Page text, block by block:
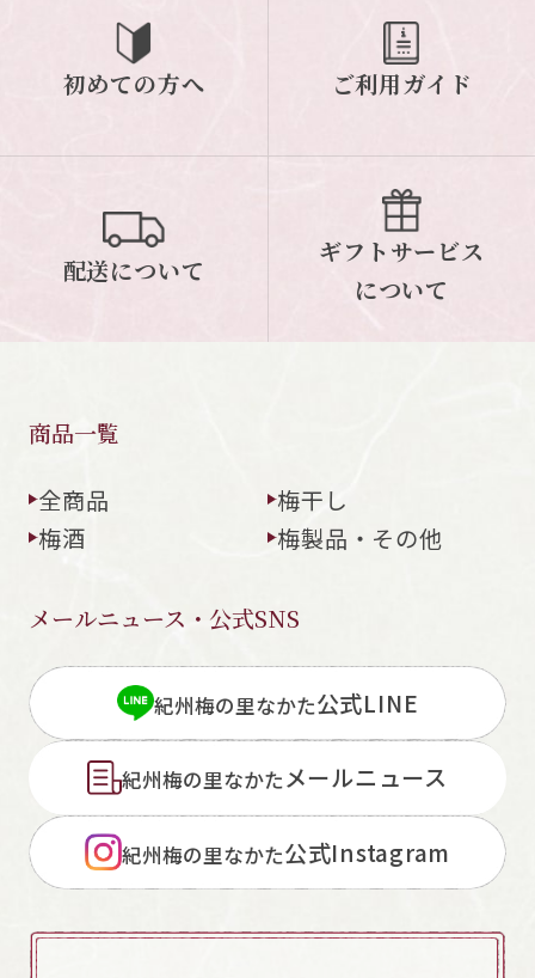
初めての方へ ご利用ガイド
配送について
ギフトサービス
について
商品一覧
全商品
梅干し
梅酒
梅製品・その他
メールニュース・公式SNS
紀州梅の里なかた公式LINE
紀州梅の里なかたメールニュース
紀州梅の里なかた公式Instagram